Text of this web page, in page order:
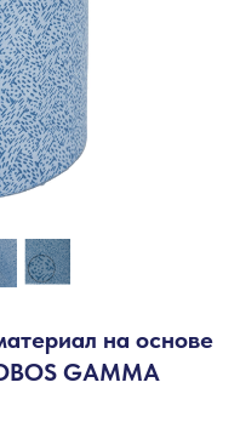
на основе
GAMMA